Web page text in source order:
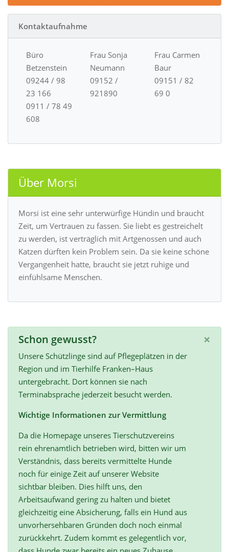
Kontaktaufnahme
Büro
Betzenstein
09244 / 98
23 166
0911 / 78 49
608
Frau Sonja
Neumann
09152 /
921890
Frau Carmen
Baur
09151 / 82
69 0
Über Morsi
Morsi ist eine sehr unterwürfige Hündin und braucht
Zeit, um Vertrauen zu fassen. Sie liebt es gestreichelt
zu werden, ist verträglich mit Artgenossen und auch
Katzen dürften kein Problem sein. Da sie keine schöne
Vergangenheit hatte, braucht sie jetzt ruhige und
einfühlsame Menschen.
×
Schon gewusst?
Unsere Schützlinge sind auf Pflegeplätzen in der
Region und im Tierhilfe Franken–Haus
untergebracht. Dort können sie nach
Terminabsprache jederzeit besucht werden.
Wichtige Informationen zur Vermittlung
Da die Homepage unseres Tierschutzvereins
rein ehrenamtlich betrieben wird, bitten wir um
Verständnis, dass bereits vermittelte Hunde
noch für einige Zeit auf unserer Website
sichtbar bleiben. Dies hilft uns, den
Arbeitsaufwand gering zu halten und bietet
gleichzeitig eine Absicherung, falls ein Hund aus
unvorhersehbaren Gründen doch noch einmal
zurückkehrt. Zudem kommt es gelegentlich vor,